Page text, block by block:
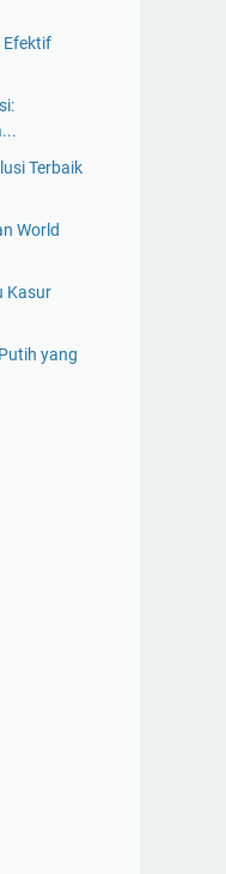
Efektif
Terbaik
World
Kasur
yang